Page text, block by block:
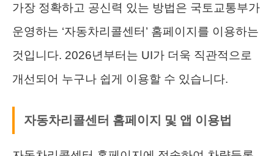
가장 정확하고 공신력 있는 방법은 국토교통부가
운영하는 ‘자동차리콜센터’ 홈페이지를 이용하는
것입니다. 2026년부터는 UI가 더욱 직관적으로
개선되어 누구나 쉽게 이용할 수 있습니다.
자동차리콜센터 홈페이지 및 앱 이용법